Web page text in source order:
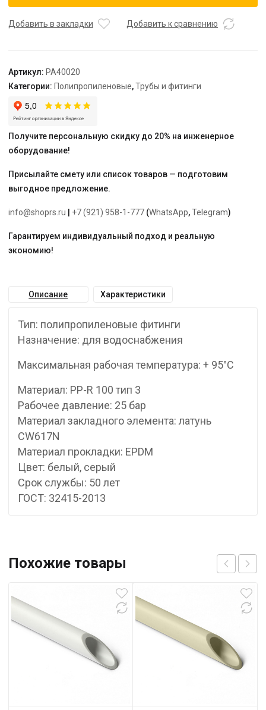
75,
Добавить в закладки Добавить к сравнению
Артикул: PA40020
Категории: Полипропиленовые,Трубы и фитинги
Получите персональную скидку до 20% на инженерное
оборудование!
Присылайте смету или список товаров — подготовим
выгодное предложение.
info@shoprs.ru +7 (921) 958-1-777 (WhatsApp,Telegram)
Гарантируем индивидуальный подход и реальную
экономию!
Описание Характеристики
Тип: полипропиленовые фитинги
Назначение: для водоснабжения
Максимальная рабочая температура: + 95°С
Материал: PP-R 100 тип 3
Рабочее давление: 25 бар
Материал закладного элемента: латунь
CW617N
Материал прокладки: EPDM
Цвет: белый, серый
Срок службы: 50 лет
ГОСТ: 32415-2013
Похожие товары